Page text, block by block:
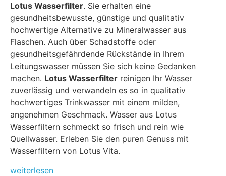
Lotus Wasserfilter. Sie erhalten eine
gesundheitsbewusste, günstige und qualitativ
hochwertige Alternative zu Mineralwasser aus
Flaschen. Auch über Schadstoffe oder
gesundheitsgefährdende Rückstände in Ihrem
Leitungswasser müssen Sie sich keine Gedanken
machen. Lotus Wasserfilter reinigen Ihr Wasser
zuverlässig und verwandeln es so in qualitativ
hochwertiges Trinkwasser mit einem milden,
angenehmen Geschmack. Wasser aus Lotus
Wasserfiltern schmeckt so frisch und rein wie
Quellwasser. Erleben Sie den puren Genuss mit
Wasserfiltern von Lotus Vita.
weiterlesen